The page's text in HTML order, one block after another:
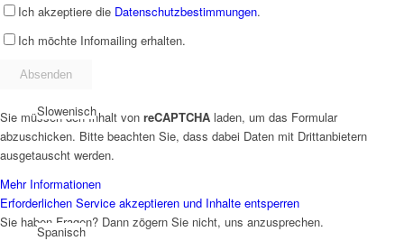
Slowenisch
Spanisch
Ich akzeptiere die Datenschutzbestimmungen.
Ich möchte Infomailing erhalten.
Sie müssen den Inhalt von reCAPTCHA laden, um das Formular
abzuschicken. Bitte beachten Sie, dass dabei Daten mit Drittanbietern
ausgetauscht werden.
Mehr Informationen
Erforderlichen Service akzeptieren und Inhalte entsperren
Sie haben Fragen? Dann zögern Sie nicht, uns anzusprechen.